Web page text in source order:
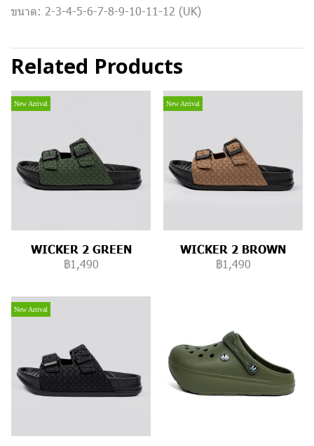
ขนาด: 2-3-4-5-6-7-8-9-10-11-12 (UK)
Related Products
New Arrival
WICKER 2 GREEN
฿1,490
New Arrival
WICKER 2 BROWN
฿1,490
New Arrival